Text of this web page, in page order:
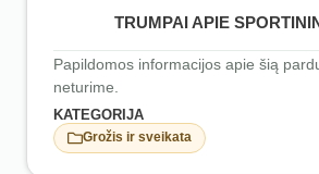
TRUMPAI APIE
Papildomos informacijos apie šią
neturime.
KATEGORIJA
Grožis ir sveikata